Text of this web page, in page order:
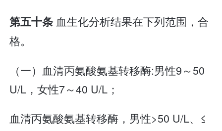
第五十条血生化分析结果在下列范围，合
格。
（一）血清丙氨酸氨基转移酶:男性9～50
U/L，女性7～40 U/L；
血清丙氨酸氨基转移酶，男性>50 U/L、≤